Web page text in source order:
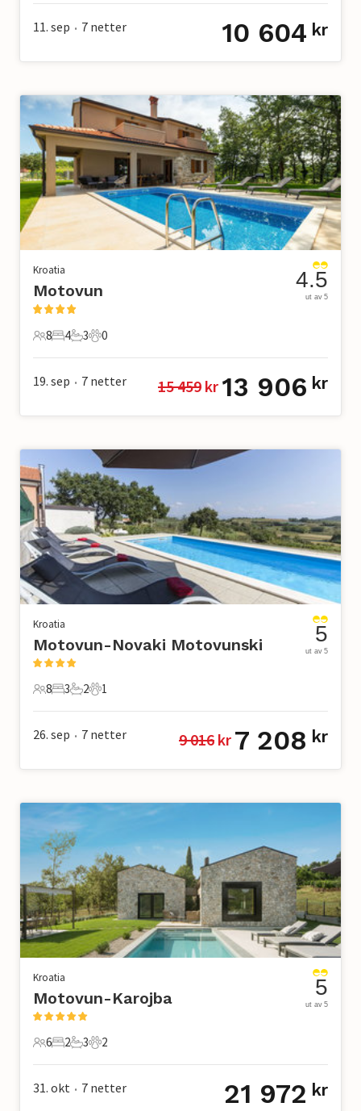
11. sep • 7 netter 10 604 kr
Kroatia
Motovun
8 Gjester
8
4 Soverom
4
3 Bad
3
0 Kjæledyr
0
4.5
ut av 5
19. sep • 7 netter 15 459 kr 13 906 kr
Kroatia
Motovun-Novaki Motovunski
8 Gjester
8
3 Soverom
3
2 Bad
2
1 Kjæledyr
1
5
ut av 5
26. sep • 7 netter 9 016 kr 7 208 kr
Kroatia
Motovun-Karojba
6 Gjester
6
2 Soverom
2
3 Bad
3
2 Kjæledyr
2
5
ut av 5
31. okt • 7 netter 21 972 kr